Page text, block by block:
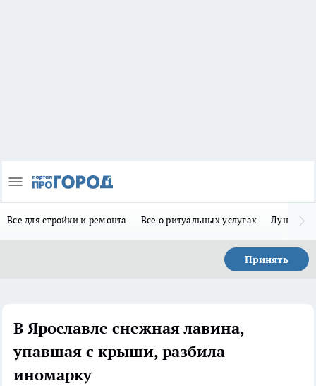
Все для стройки и ремонта Все о ритуальных услугах Лунно-
Принять
В Ярославле снежная лавина,
упавшая с крыши, разбила
иномарку